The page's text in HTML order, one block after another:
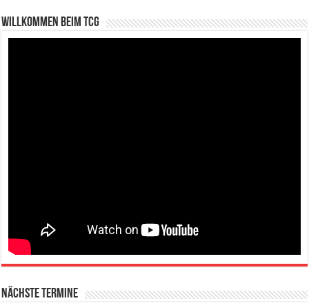
Willkommen beim TCG
Nächste Termine